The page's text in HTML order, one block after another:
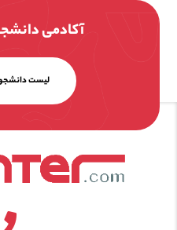
آکادمی
لیست